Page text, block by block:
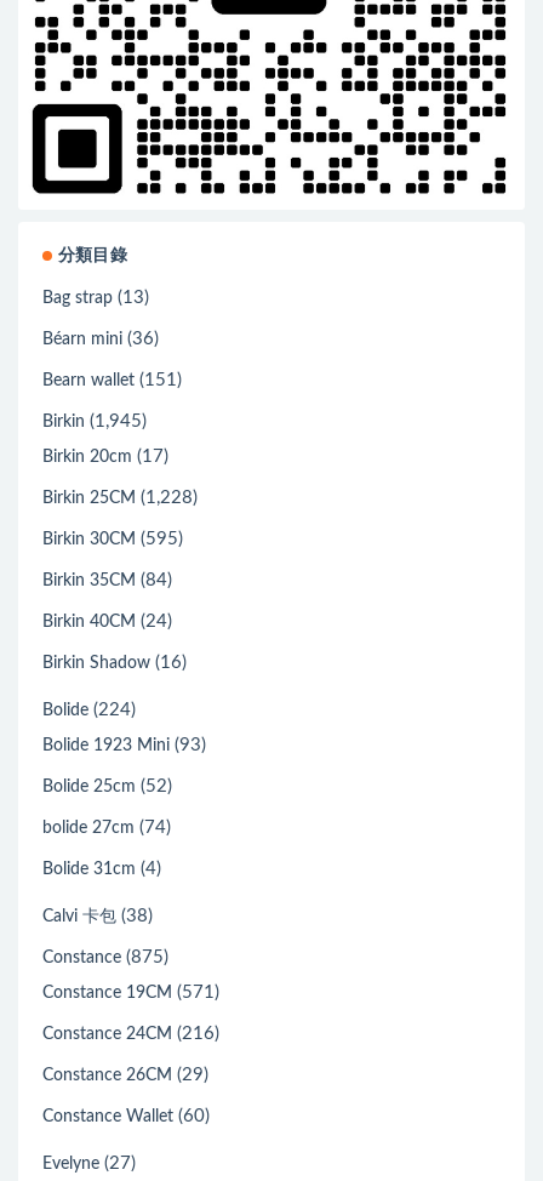
分類目錄
Bag strap (13)
Béarn mini (36)
Bearn wallet (151)
Birkin (1,945)
Birkin 20cm (17)
Birkin 25CM (1,228)
Birkin 30CM (595)
Birkin 35CM (84)
Birkin 40CM (24)
Birkin Shadow (16)
Bolide (224)
Bolide 1923 Mini (93)
Bolide 25cm (52)
bolide 27cm (74)
Bolide 31cm (4)
Calvi 卡包 (38)
Constance (875)
Constance 19CM (571)
Constance 24CM (216)
Constance 26CM (29)
Constance Wallet (60)
Evelyne (27)